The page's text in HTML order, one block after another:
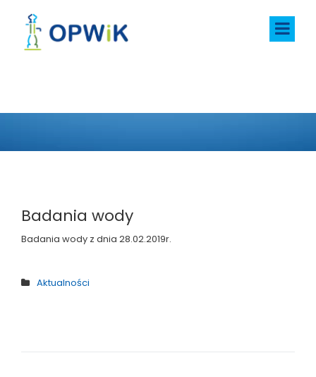
Badania wody
Badania wody z dnia 28.02.2019r.
Aktualności